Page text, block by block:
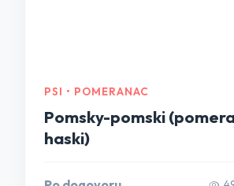
PSI • POMERANAC
Pomsky-pomski
haski)